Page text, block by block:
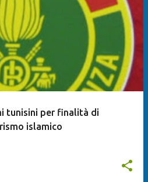
tunisini per finalità di
islamico